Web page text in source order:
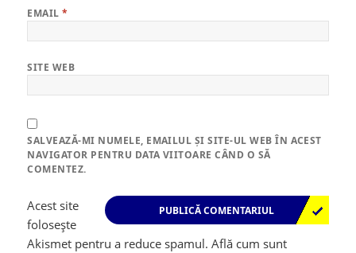
EMAIL*
SITE WEB
SALVEAZĂ-MI NUMELE, EMAILUL ȘI SITE-UL WEB ÎN ACEST
NAVIGATOR PENTRU DATA VIITOARE CÂND O SĂ
COMENTEZ.
Acest site
folosește
Akismet pentru a reduce spamul.Află cum sunt